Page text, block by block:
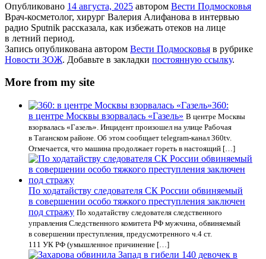
Опубликовано 14 августа, 2025 автором Вести Подмосковья
Врач-косметолог, хирург Валерия Алифанова в интервью
радио Sputnik рассказала, как избежать отеков на лице
в летний период.
Запись опубликована автором Вести Подмосковья в рубрике
Новости ЗОЖ. Добавьте в закладки постоянную ссылку.
More from my site
360:
в центре Москвы взорвалась «Газель» В центре Москвы
взорвалась «Газель». Инцидент произошел на улице Рабочая
в Таганском районе. Об этом сообщает telegram-канал 360tv.
Отмечается, что машина продолжает гореть в настоящий […]
По ходатайству следователя СК России обвиняемый
в совершении особо тяжкого преступления заключен
под стражу По ходатайству следователя следственного
управления Следственного комитета РФ мужчина, обвиняемый
в совершении преступления, предусмотренного ч.4 ст.
111 УК РФ (умышленное причинение […]